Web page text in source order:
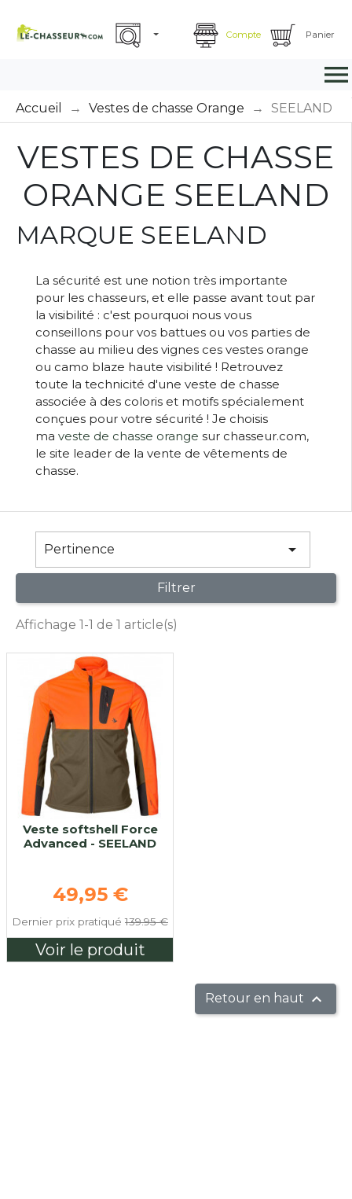
Compte Panier

Accueil Vestes de chasse Orange SEELAND
VESTES DE CHASSE
ORANGE SEELAND
MARQUE SEELAND
La sécurité est une notion très importante
pour les chasseurs, et elle passe avant tout par
la visibilité : c'est pourquoi nous vous
conseillons pour vos battues ou vos parties de
chasse au milieu des vignes ces vestes orange
ou camo blaze haute visibilité ! Retrouvez
toute la technicité d'une veste de chasse
associée à des coloris et motifs spécialement
conçues pour votre sécurité ! Je choisis
ma veste de chasse orange sur chasseur.com,
le site leader de la vente de vêtements de
chasse.
Pertinence 
Filtrer
Affichage 1-1 de 1 article(s)
Veste softshell Force
Advanced - SEELAND
Prix de base
49,95 €
Dernier prix pratiqué139.95 €
Voir le produit
Retour en haut 